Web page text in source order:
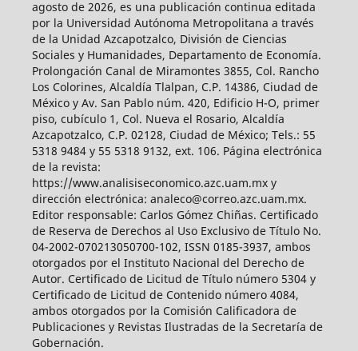
agosto de 2026, es una publicación continua editada
por la Universidad Autónoma Metropolitana a través
de la Unidad Azcapotzalco, División de Ciencias
Sociales y Humanidades, Departamento de Economía.
Prolongación Canal de Miramontes 3855, Col. Rancho
Los Colorines, Alcaldía Tlalpan, C.P. 14386, Ciudad de
México y Av. San Pablo núm. 420, Edificio H-O, primer
piso, cubículo 1, Col. Nueva el Rosario, Alcaldía
Azcapotzalco, C.P. 02128, Ciudad de México; Tels.: 55
5318 9484 y 55 5318 9132, ext. 106. Página electrónica
de la revista:
https://www.analisiseconomico.azc.uam.mx y
dirección electrónica: analeco@correo.azc.uam.mx.
Editor responsable: Carlos Gómez Chiñas. Certificado
de Reserva de Derechos al Uso Exclusivo de Título No.
04-2002-070213050700-102, ISSN 0185-3937, ambos
otorgados por el Instituto Nacional del Derecho de
Autor. Certificado de Licitud de Título número 5304 y
Certificado de Licitud de Contenido número 4084,
ambos otorgados por la Comisión Calificadora de
Publicaciones y Revistas Ilustradas de la Secretaría de
Gobernación.